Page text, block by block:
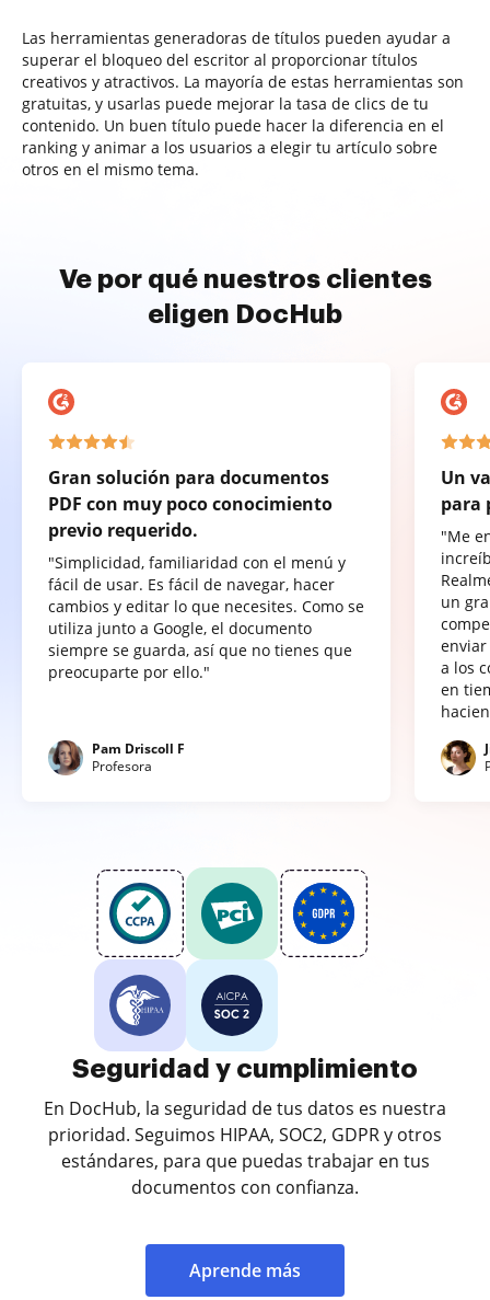
Las herramientas generadoras de títulos pueden ayudar a
superar el bloqueo del escritor al proporcionar títulos
creativos y atractivos. La mayoría de estas herramientas son
gratuitas, y usarlas puede mejorar la tasa de clics de tu
contenido. Un buen título puede hacer la diferencia en el
ranking y animar a los usuarios a elegir tu artículo sobre
otros en el mismo tema.
Ve por qué nuestros clientes
eligen DocHub
Gran solución para documentos
PDF con muy poco conocimiento
previo requerido.
"Simplicidad, familiaridad con el menú y
fácil de usar. Es fácil de navegar, hacer
cambios y editar lo que necesites. Como se
utiliza junto a Google, el documento
siempre se guarda, así que no tienes que
preocuparte por ello."
Pam Driscoll F
Profesora
Un
para
"Me
un
a los
en
Seguridad y cumplimiento
En DocHub, la seguridad de tus datos es nuestra
prioridad. Seguimos HIPAA, SOC2, GDPR y otros
estándares, para que puedas trabajar en tus
documentos con confianza.
Aprende más